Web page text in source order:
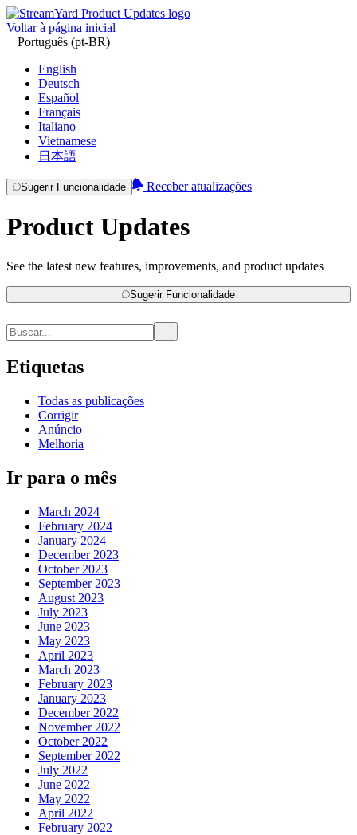
Voltar à página inicial
Português (pt-BR)
English
Deutsch
Español
Français
Italiano
Vietnamese
日本語
Sugerir Funcionalidade Receber atualizações
Product Updates
See the latest new features, improvements, and product updates
Sugerir Funcionalidade
Etiquetas
Todas as publicações
Corrigir
Anúncio
Melhoria
Ir para o mês
March 2024
February 2024
January 2024
December 2023
October 2023
September 2023
August 2023
July 2023
June 2023
May 2023
April 2023
March 2023
February 2023
January 2023
December 2022
November 2022
October 2022
September 2022
July 2022
June 2022
May 2022
April 2022
February 2022